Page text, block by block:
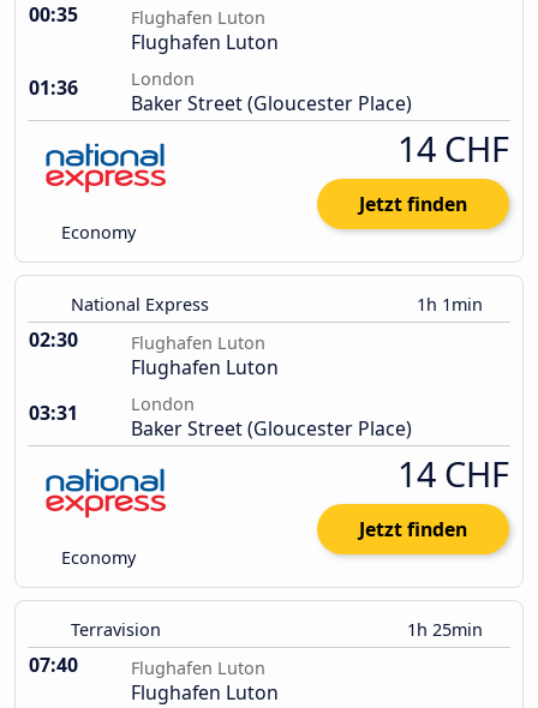
00:35 Flughafen Luton
Flughafen Luton
01:36
London
Baker Street (Gloucester Place)
Economy
14 CHF
Jetzt finden
National Express 1h 1min
02:30 Flughafen Luton
Flughafen Luton
03:31
London
Baker Street (Gloucester Place)
Economy
14 CHF
Jetzt finden
Terravision 1h 25min
07:40 Flughafen Luton
Flughafen Luton